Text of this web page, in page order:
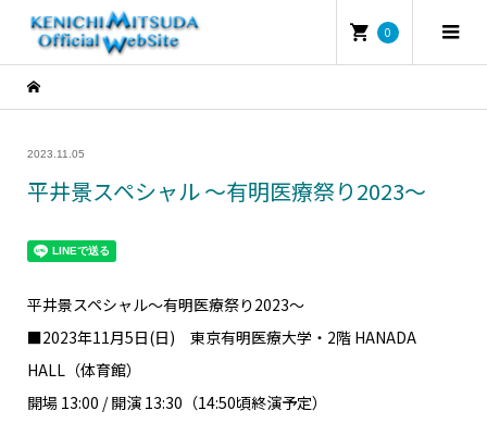
0
2023.11.05
平井景スペシャル ～有明医療祭り2023～
平井景スペシャル～有明医療祭り2023～
■2023年11月5日(日) 東京有明医療大学・2階 HANADA
HALL（体育館）
開場 13:00 / 開演 13:30（14:50頃終演予定）